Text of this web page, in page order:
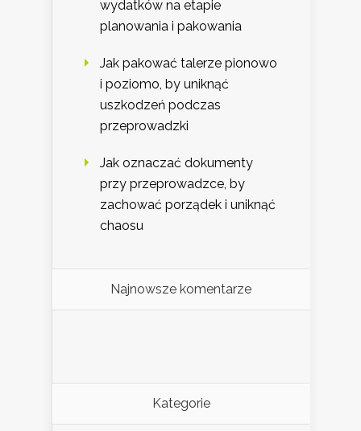
wydatków na etapie
planowania i pakowania
Jak pakować talerze pionowo
i poziomo, by uniknąć
uszkodzeń podczas
przeprowadzki
Jak oznaczać dokumenty
przy przeprowadzce, by
zachować porządek i uniknąć
chaosu
Najnowsze komentarze
Kategorie